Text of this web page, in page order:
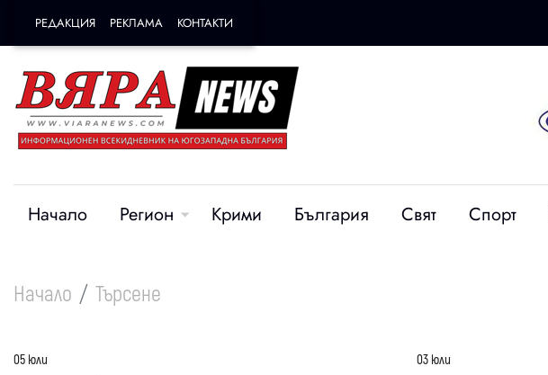
РЕДАКЦИЯ РЕКЛАМА КОНТАКТИ
Начало Регион Крими България Свят Спорт
Начало Търсене
05 юли 03 юли